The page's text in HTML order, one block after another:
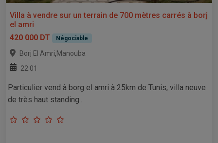
Villa à vendre sur un terrain de 700 mètres carrés à borj
el amri
420 000 DT
Négociable
Borj El Amri,Manouba
22:01
Particulier vend à borg el amri à 25km de Tunis, villa neuve
de très haut standing...